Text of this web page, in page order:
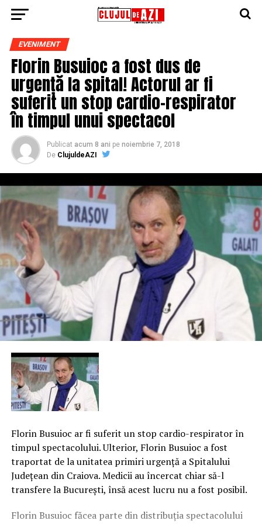
EVENIMENT
Florin Busuioc a fost dus de
urgență la spital! Actorul ar fi
suferit un stop cardio-respirator
în timpul unui spectacol
Publicat acum 8 ani pe noiembrie 7, 2018
De ClujuldeAZI
Florin Busuioc ar fi suferit un stop cardio-respirator în
timpul spectacolului. Ulterior, Florin Busuioc a fost
traportat de la unitatea primiri urgenţă a Spitalului
Judeţean din Craiova. Medicii au încercat chiar să-l
transfere la Bucureşti, însă acest lucru nu a fost posibil.
Florin Busuioc făcea parte din distribuţia spectacolului